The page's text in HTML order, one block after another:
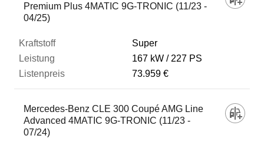
Premium Plus 4MATIC 9G-TRONIC (11/23 -
04/25)
Super
167 kW
227 PS
73.959 €
Mercedes-Benz CLE 300 Coupé AMG Line
Advanced 4MATIC 9G-TRONIC (11/23 -
07/24)